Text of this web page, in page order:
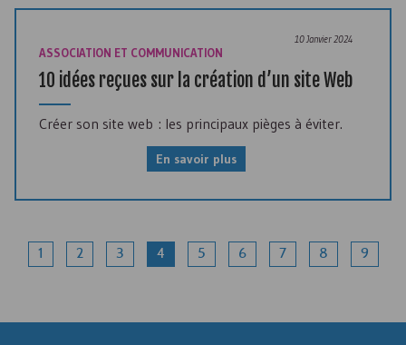
10 Janvier 2024
ASSOCIATION ET COMMUNICATION
10 idées reçues sur la création d’un site Web
Créer son site web : les principaux pièges à éviter.
En savoir plus
1 2 3 4 5 6 7 8 9